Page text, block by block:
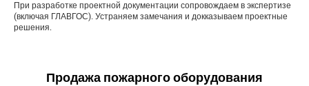
При разработке проектной документации сопровождаем в экспертизе
(включая ГЛАВГОС). Устраняем замечания и докказываем проектные
решения.
Продажа пожарного оборудования